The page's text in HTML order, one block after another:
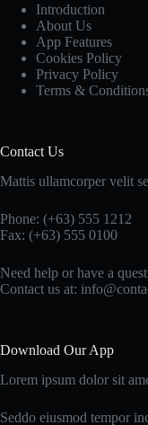
Introduction
About Us
App Features
Cookies Policy
Privacy Policy
Terms &
Contact Us
Mattis ullamcorper velit
Phone: (+63) 555 1212
Fax: (+63) 555 0100
Need help or have a
Contact us at:
Download Our App
Lorem ipsum dolor sit
Seddo eiusmod tempor